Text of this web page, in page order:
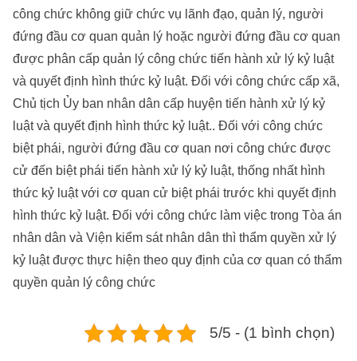
công chức không giữ chức vụ lãnh đạo, quản lý, người
đứng đầu cơ quan quản lý hoặc người đứng đầu cơ quan
được phân cấp quản lý công chức tiến hành xử lý kỷ luật
và quyết định hình thức kỷ luật. Đối với công chức cấp xã,
Chủ tịch Ủy ban nhân dân cấp huyện tiến hành xử lý kỷ
luật và quyết định hình thức kỷ luật.. Đối với công chức
biệt phái, người đứng đầu cơ quan nơi công chức được
cử đến biệt phái tiến hành xử lý kỷ luật, thống nhất hình
thức kỷ luật với cơ quan cử biệt phái trước khi quyết định
hình thức kỷ luật. Đối với công chức làm việc trong Tòa án
nhân dân và Viện kiểm sát nhân dân thì thẩm quyền xử lý
kỷ luật được thực hiện theo quy định của cơ quan có thẩm
quyền quản lý công chức
5/5 - (1 bình chọn)